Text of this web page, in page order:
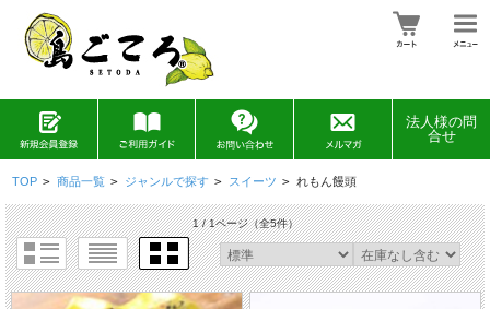
法人様の問
合せ
TOP > 商品一覧 > ジャンルで探す > スイーツ > れもん饅頭
1 / 1ページ（全5件）